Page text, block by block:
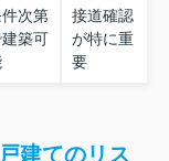
次第
建築可
接道確認
が特に重
要
建てのリス